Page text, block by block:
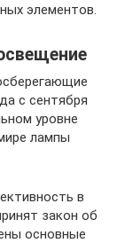
элементов.
с сентября
уровне
лампы
в
закон об
основные